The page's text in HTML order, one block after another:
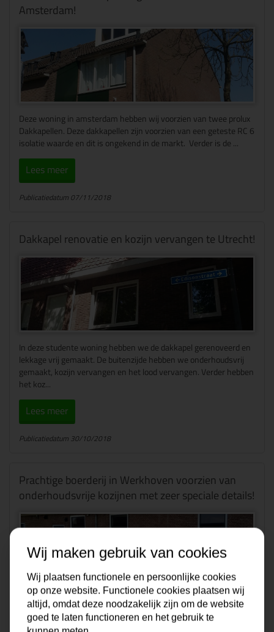
Amsterdam!
Deze woning in amsterdam hebben wij voorzien van twee prolux
Dakkapellen. Deze dakkapellen zijn voorzien van een geteste RC 6
isolatie waarde en dit is ongekend in de markt. Verder is de ...
Lees meer
Publicatiedatum 07/11/2018
Dakkapel renovatie en kozijn vervangen te Utrecht!
In deze studente woning hebben we de dakkapel gerenoveerd en
lekkage vrij gemaakt. De buitenzijde hebben we onderhoudsvrij
gemaakt, kozijn vervangen en het lood vervangen. Verder hebben
het koz...
Lees meer
Publicatiedatum 30/10/2018
Prachtige boerderij in Werkhoven voorzien van
onderhoudsvrije kozijnen met zeer speciale details!
Deze mooie boederij in Werkhoven hebben wij voorzien van zeer
duurzame kozijnen. De kozijnen zijn uitgevoerd met een isolatie
waarde van Uw 1.2 en hebben exact de details die de boederij
Wij maken gebruik van cookies
Wij plaatsen functionele en persoonlijke cookies
op onze website. Functionele cookies plaatsen wij
altijd, omdat deze noodzakelijk zijn om de website
goed te laten functioneren en het gebruik te